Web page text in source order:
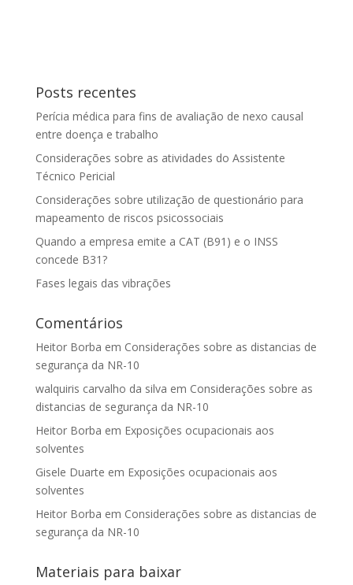
Posts recentes
Perícia médica para fins de avaliação de nexo causal
entre doença e trabalho
Considerações sobre as atividades do Assistente
Técnico Pericial
Considerações sobre utilização de questionário para
mapeamento de riscos psicossociais
Quando a empresa emite a CAT (B91) e o INSS
concede B31?
Fases legais das vibrações
Comentários
Heitor Borba em Considerações sobre as distancias de
segurança da NR-10
walquiris carvalho da silva em Considerações sobre as
distancias de segurança da NR-10
Heitor Borba em Exposições ocupacionais aos
solventes
Gisele Duarte em Exposições ocupacionais aos
solventes
Heitor Borba em Considerações sobre as distancias de
segurança da NR-10
Materiais para baixar